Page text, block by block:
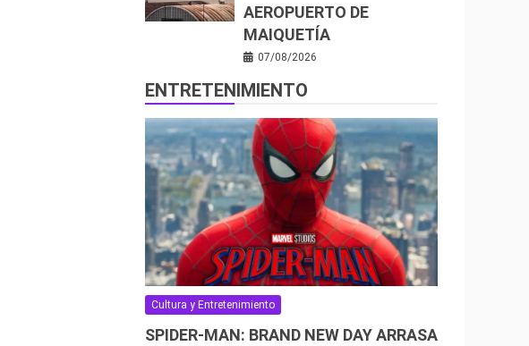
AEROPUERTO DE
MAIQUETÍA
07/08/2026
ENTRETENIMIENTO
Cultura y Entretenimiento
SPIDER-MAN: BRAND NEW DAY ARRASA